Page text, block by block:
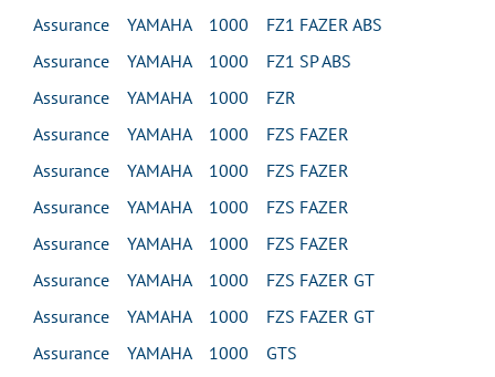
Assurance YAMAHA 1000 FZ1 FAZER ABS
Assurance YAMAHA 1000 FZ1 SP ABS
Assurance YAMAHA 1000 FZR
Assurance YAMAHA 1000 FZS FAZER
Assurance YAMAHA 1000 FZS FAZER
Assurance YAMAHA 1000 FZS FAZER
Assurance YAMAHA 1000 FZS FAZER
Assurance YAMAHA 1000 FZS FAZER GT
Assurance YAMAHA 1000 FZS FAZER GT
Assurance YAMAHA 1000 GTS